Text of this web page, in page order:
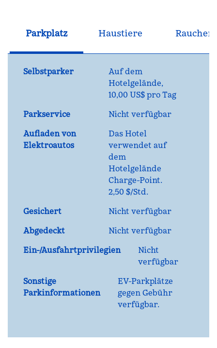
Parkplatz Haustiere Raucher
Selbstparker
Auf dem
Hotelgelände,
10,00 US$ pro Tag
Parkservice
Nicht verfügbar
Aufladen von
Elektroautos
Das Hotel
verwendet auf
dem
Hotelgelände
Charge-Point.
2,50 $/Std.
Gesichert
Nicht verfügbar
Abgedeckt
Nicht verfügbar
Ein-/Ausfahrtprivilegien
Nicht
verfügbar
Sonstige
Parkinformationen
EV-Parkplätze
gegen Gebühr
verfügbar.